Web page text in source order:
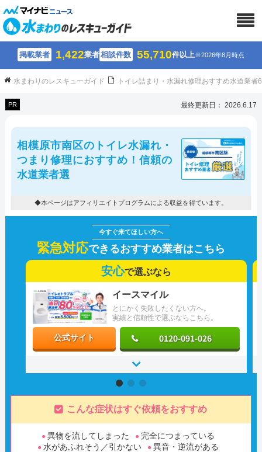
掲載業者 1,422業者相談件数 55,710件以上※2026年8月時点
水まわりのレスキューガイド トイレ詰まり・水漏れ修理おすすめ水道業
PR 最終更新日： 2026.6.17
相模原市南区のトイレ水漏れ・
つまり修理におすすめ！信頼の
水道業者選
◆本ページはアフィリエイトプログラムによる収益を得ています。
緊急対応できるおすすめ業者はこちら
安心で選ぶなら
とにかく失敗したくない方へ。
実績と信頼性で選ぶならこちら。
イースマイル
公式サイト 0120-091-026
こんな症状はすぐ依頼をおすすめ
異物を流してしまった
完全につまっている
水があふれそう／引かない
異音・逆流がある